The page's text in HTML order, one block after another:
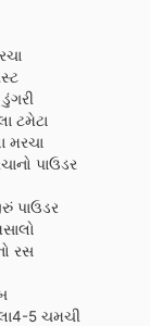
ડુંગરી
ટમેટા
મરચા
પાઉડર
પાઉડર
રસ
5 ચમચી